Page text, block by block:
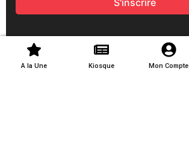
A la Une Kiosque Mon Compte